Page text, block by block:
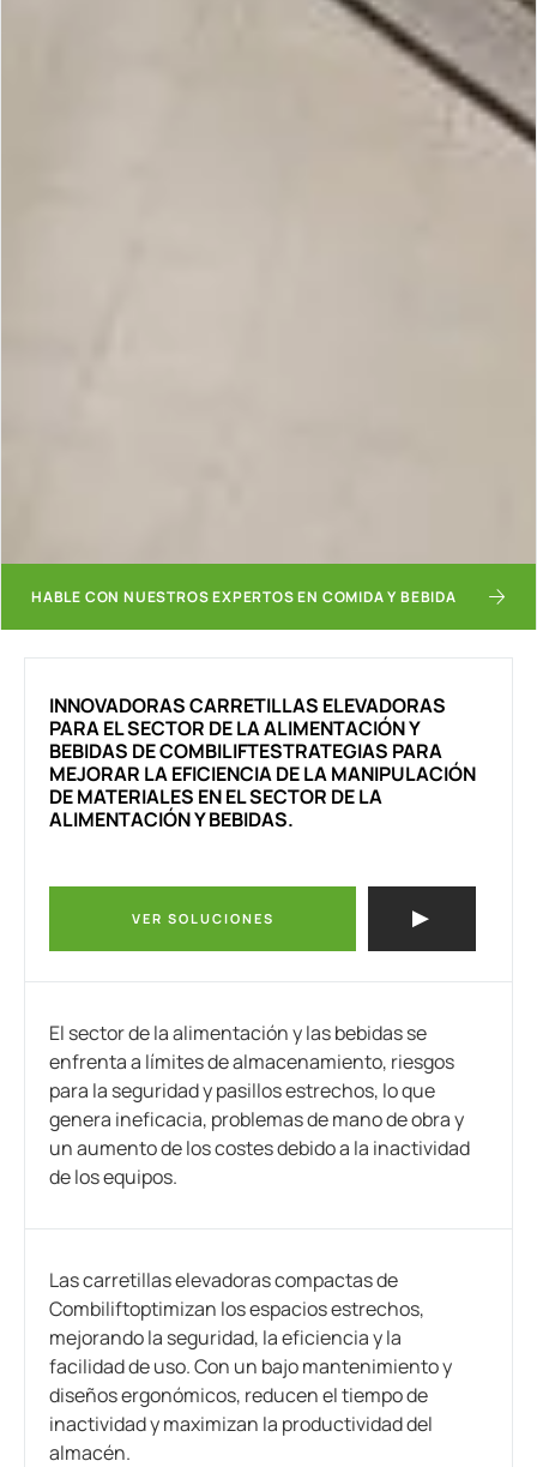
HABLE CON NUESTROS EXPERTOS EN COMIDA Y BEBIDA
INNOVADORASCARRETILLAS ELEVADORAS
PARA EL SECTOR DE LA ALIMENTACIÓNY
BEBIDAS DE COMBILIFTESTRATEGIAS PARA
MEJORAR LA EFICIENCIA DE LA MANIPULACIÓN
DE MATERIALES EN EL SECTOR DE LA
ALIMENTACIÓN Y BEBIDAS.
VER SOLUCIONES
El sector de la alimentación y las bebidas se
enfrenta a límites de almacenamiento, riesgos
para la seguridad y pasillos estrechos, lo que
genera ineficacia, problemas de mano de obra y
un aumento de los costes debido a la inactividad
de los equipos.
Las carretillas elevadoras compactas de
Combiliftoptimizan los espacios estrechos,
mejorando la seguridad, la eficiencia y la
facilidad de uso. Con un bajo mantenimiento y
diseños ergonómicos, reducen el tiempo de
inactividad y maximizan la productividad del
almacén.